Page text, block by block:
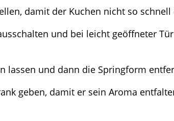
damit der Kuchen nicht so
und bei leicht geöffneter
lassen und dann die Springform
geben, damit er sein Aroma